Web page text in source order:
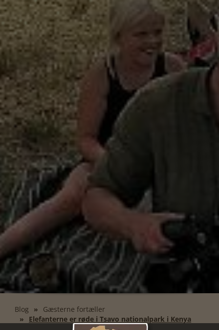
Blog
Gæsterne fortæller
Elefanterne er røde i Tsavo nationalpark i Kenya